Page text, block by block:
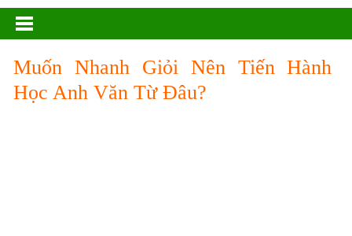
Muốn Nhanh Giỏi Nên Tiến Hành
Học Anh Văn Từ Đâu?